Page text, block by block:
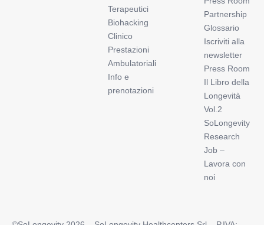
Terapeutici
Biohacking
Clinico
Prestazioni
Ambulatoriali
Info e
prenotazioni
Partnership
Glossario
Iscriviti alla
newsletter
Press Room
Il Libro della
Longevità
Vol.2
SoLongevity
Research
Job –
Lavora con
noi